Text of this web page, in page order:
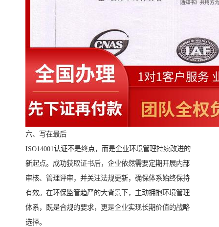
六、写在最后
ISO14001认证不是终点，而是企业环境管理持续改进的
新起点。成功获取证书后，企业依然需要定期开展内部
审核、管理评审，并关注法规更新，确保体系始终保持
有效。在环保监管趋严的大背景下，主动拥抱环境管理
体系，既是合规的要求，更是企业实现长期价值的战略
选择。